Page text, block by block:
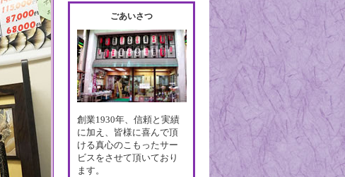
ごあいさつ
創業1930年、信頼と実績
に加え、皆様に喜んで頂
ける真心のこもったサー
ビスをさせて頂いており
ます。